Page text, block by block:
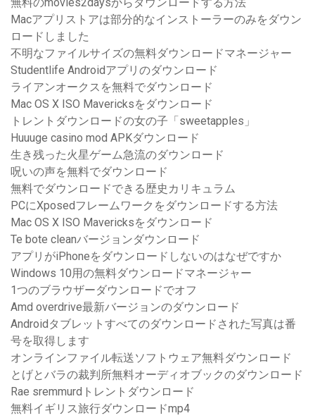
無料のmovies2daysからダウンロードする方法
Macアプリストアは部分的なインストーラーのみをダウン
ロードしました
不明なファイルサイズの無料ダウンロードマネージャー
Studentlife Androidアプリのダウンロード
ライアンオークスを無料でダウンロード
Mac OS X ISO Mavericksをダウンロード
トレントダウンロードの女の子「sweetapples」
Huuuge casino mod APKダウンロード
生き残った火星ゲーム急流のダウンロード
呪いの声を無料でダウンロード
無料でダウンロードできる歴史カリキュラム
PCにXposedフレームワークをダウンロードする方法
Mac OS X ISO Mavericksをダウンロード
Te bote cleanバージョンダウンロード
アプリがiPhoneをダウンロードしないのはなぜですか
Windows 10用の無料ダウンロードマネージャー
1つのブラウザーダウンロードでオフ
Amd overdrive最新バージョンのダウンロード
Androidタブレットすべてのダウンロードされた写真は番
号を取得します
オンラインファイル転送ソフトウェア無料ダウンロード
とげとバラの裁判所無料オーディオブックのダウンロード
Rae sremmurdトレントダウンロード
無料イギリス旅行ダウンロードmp4